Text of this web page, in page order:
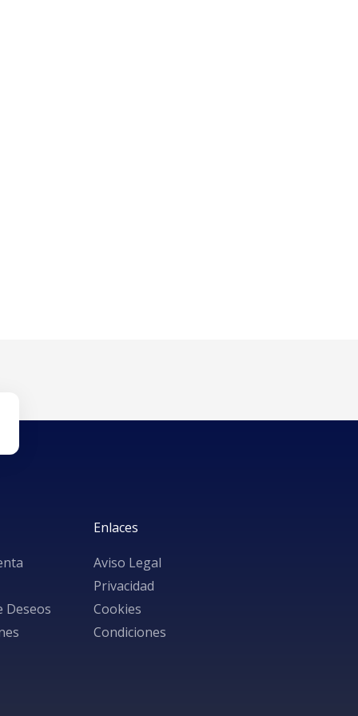
Deseos
Enlaces
Aviso Legal
Privacidad
Cookies
Condiciones